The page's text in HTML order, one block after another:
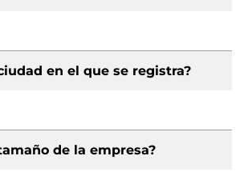
en el que se registra?
de la empresa?